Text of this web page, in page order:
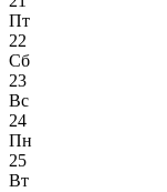
Пт
22
Сб
23
Вс
24
Пн
25
Вт